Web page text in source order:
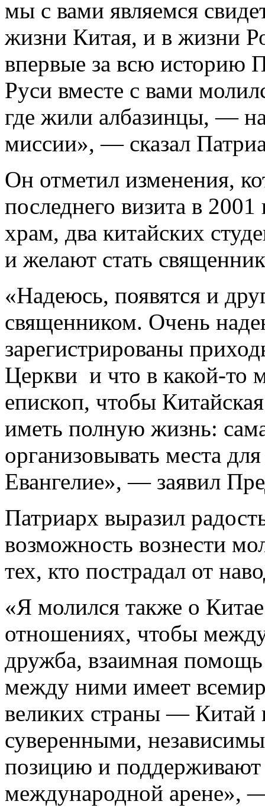
мы с вами являемся
жизни Китая, и в жизни
впервые за всю историю
Руси вместе с вами
где жили албазинцы, —
миссии», — сказал
Он отметил изменения,
последнего визита в
храм, два китайских
и желают стать
«Надеюсь, появятся и
священником. Очень
зарегистрированы
Церкви и что в какой-то
епископ, чтобы
иметь полную жизнь:
организовывать места
Евангелие», — заявил
Патриарх выразил
возможность вознести
тех, кто пострадал от
«Я молился также о
отношениях, чтобы
дружба, взаимная
между ними имеет
великих страны — Китай
суверенными,
позицию и поддерживают
международной арене»,